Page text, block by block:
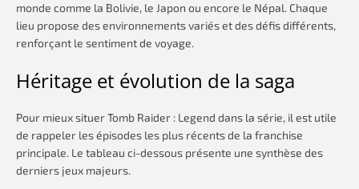
monde comme la Bolivie, le Japon ou encore le Népal. Chaque
lieu propose des environnements variés et des défis différents,
renforçant le sentiment de voyage.
Héritage et évolution de la saga
Pour mieux situer Tomb Raider : Legend dans la série, il est utile
de rappeler les épisodes les plus récents de la franchise
principale. Le tableau ci-dessous présente une synthèse des
derniers jeux majeurs.